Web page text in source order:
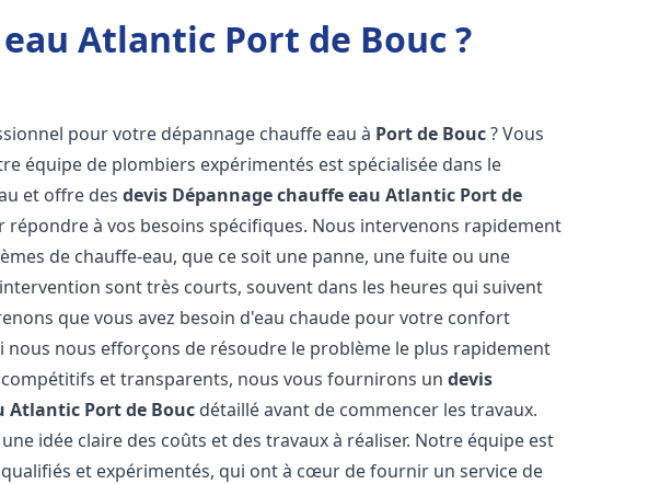
Atlantic Port de Bouc ?
pour votre dépannage chauffe eau à Port de Bouc? Vous
équipe de plombiers expérimentés est spécialisée dans le
et offre desdevis Dépannage chauffe eau Atlantic Port de
répondre à vos besoins spécifiques. Nous intervenons rapidement
de chauffe-eau, que ce soit une panne, une fuite ou une
sont très courts, souvent dans les heures qui suivent
que vous avez besoin d'eau chaude pour votre confort
nous efforçons de résoudre le problème le plus rapidement
et transparents, nous vous fournirons undevis
Atlantic Port de Bouc détaillé avant de commencer les travaux.
idée claire des coûts et des travaux à réaliser. Notre équipe est
et expérimentés, qui ont à cœur de fournir un service de